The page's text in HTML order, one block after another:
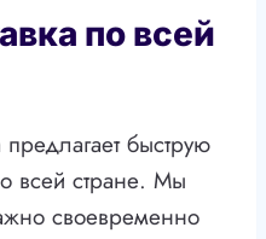
по всей
быструю
всей стране. Мы
своевременно